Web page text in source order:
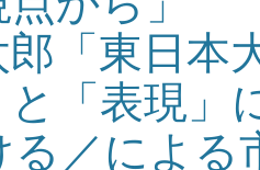
郎「東日本
と「表現
る／による